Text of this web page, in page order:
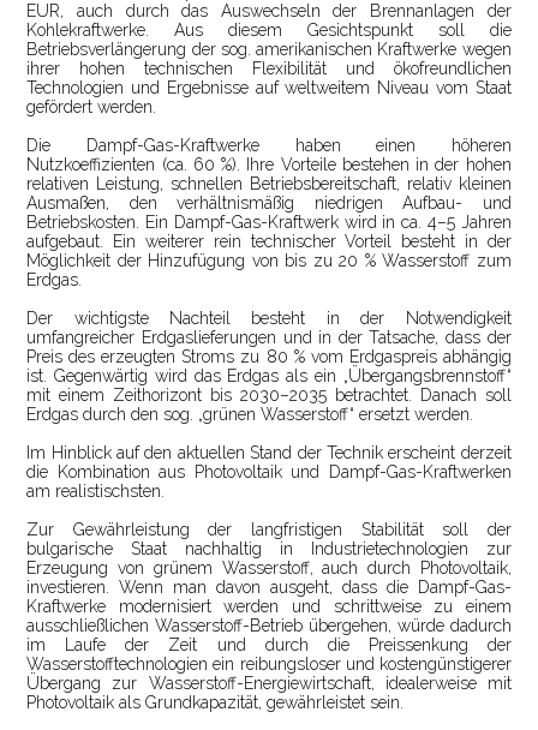
EUR, auch durch das Auswechseln der Brennanlagen der
Kohlekraftwerke. Aus diesem Gesichtspunkt soll die
Betriebsverlängerung der sog. amerikanischen Kraftwerke wegen
ihrer hohen technischen Flexibilität und ökofreundlichen
Technologien und Ergebnisse auf weltweitem Niveau vom Staat
gefördert werden.
Die Dampf-Gas-Kraftwerke haben einen höheren
Nutzkoeffizienten (ca. 60 %). Ihre Vorteile bestehen in der hohen
relativen Leistung, schnellen Betriebsbereitschaft, relativ kleinen
Ausmaßen, den verhältnismäßig niedrigen Aufbau- und
Betriebskosten. Ein Dampf-Gas-Kraftwerk wird in ca. 4–5 Jahren
aufgebaut. Ein weiterer rein technischer Vorteil besteht in der
Möglichkeit der Hinzufügung von bis zu 20 % Wasserstoff zum
Erdgas.
Der wichtigste Nachteil besteht in der Notwendigkeit
umfangreicher Erdgaslieferungen und in der Tatsache, dass der
Preis des erzeugten Stroms zu 80 % vom Erdgaspreis abhängig
ist. Gegenwärtig wird das Erdgas als ein „Übergangsbrennstoff“
mit einem Zeithorizont bis 2030–2035 betrachtet. Danach soll
Erdgas durch den sog. „grünen Wasserstoff“ ersetzt werden.
Im Hinblick auf den aktuellen Stand der Technik erscheint derzeit
die Kombination aus Photovoltaik und Dampf-Gas-Kraftwerken
am realistischsten.
Zur Gewährleistung der langfristigen Stabilität soll der
bulgarische Staat nachhaltig in Industrietechnologien zur
Erzeugung von grünem Wasserstoff, auch durch Photovoltaik,
investieren. Wenn man davon ausgeht, dass die Dampf-Gas-
Kraftwerke modernisiert werden und schrittweise zu einem
ausschließlichen Wasserstoff-Betrieb übergehen, würde dadurch
im Laufe der Zeit und durch die Preissenkung der
Wasserstofftechnologien ein reibungsloser und kostengünstigerer
Übergang zur Wasserstoff-Energiewirtschaft, idealerweise mit
Photovoltaik als Grundkapazität, gewährleistet sein.